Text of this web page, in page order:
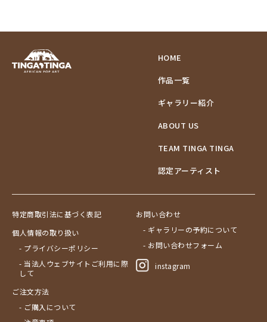
HOME
作品一覧
ギャラリー紹介
ABOUT US
TEAM TINGA TINGA
認定アーティスト
特定商取引法に基づく表記
個人情報の取り扱い
- プライバシーポリシー
- 当法人ウェブサイトご利用に際
して
ご注文方法
- ご購入について
お問い合わせ
- ギャラリーの予約について
- お問い合わせフォーム
instagram